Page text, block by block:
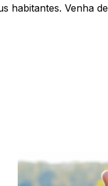
habitantes. Venha